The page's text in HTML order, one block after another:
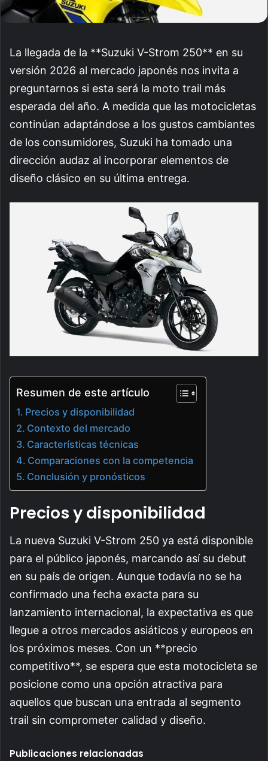
La llegada de la **Suzuki V-Strom 250** en su
versión 2026 al mercado japonés nos invita a
preguntarnos si esta será la moto trail más
esperada del año. A medida que las motocicletas
continúan adaptándose a los gustos cambiantes
de los consumidores, Suzuki ha tomado una
dirección audaz al incorporar elementos de
diseño clásico en su última entrega.
Resumen de este artículo
Precios y disponibilidad
Contexto del mercado
Características técnicas
Comparaciones con la competencia
Conclusión y pronósticos
Precios y disponibilidad
La nueva Suzuki V-Strom 250 ya está disponible
para el público japonés, marcando así su debut
en su país de origen. Aunque todavía no se ha
confirmado una fecha exacta para su
lanzamiento internacional, la expectativa es que
llegue a otros mercados asiáticos y europeos en
los próximos meses. Con un **precio
competitivo**, se espera que esta motocicleta se
posicione como una opción atractiva para
aquellos que buscan una entrada al segmento
trail sin comprometer calidad y diseño.
Publicaciones relacionadas